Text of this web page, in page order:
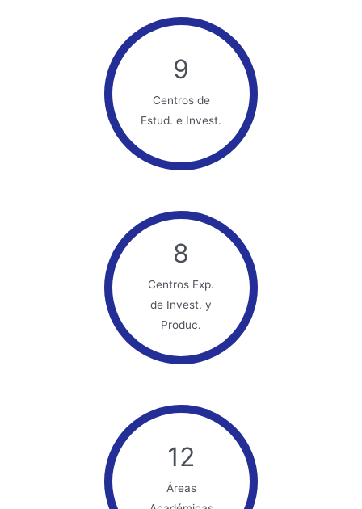
9
Centros de
Estud. e Invest.
8
Centros Exp.
de Invest. y
Produc.
12
Áreas